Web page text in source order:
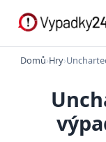
Domů›Hry›